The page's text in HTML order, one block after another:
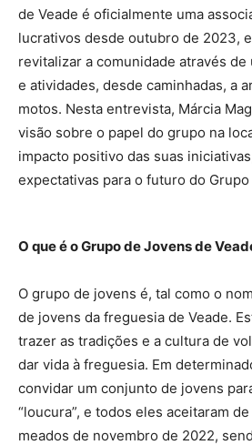
de Veade é oficialmente uma
lucrativos desde outubro de 2023,
revitalizar a comunidade através
e atividades, desde caminhadas, a
motos. Nesta entrevista, Márcia
visão sobre o papel do grupo na
impacto positivo das suas
expectativas para o futuro do
O que é o Grupo de Jovens de
O grupo de jovens é, tal como o
de jovens da freguesia de Veade.
trazer as tradições e a cultura de
dar vida à freguesia. Em
convidar um conjunto de jovens
“loucura”, e todos eles aceitaram
meados de novembro de 2022,